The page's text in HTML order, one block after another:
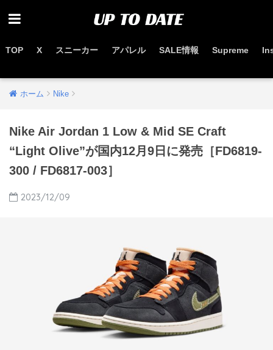
TOP X スニーカー アパレル SALE情報 Supreme
ホーム Nike
Nike Air Jordan 1 Low & Mid SE Craft
“Light Olive”が国内12月9日に発売［FD6819-
300 / FD6817-003］
2023/12/09